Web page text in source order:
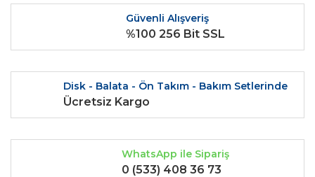
Ürün fiyatı diğer sitelerden daha pahalı.
Bu ürüne benzer farklı alternatifler olmalı.
Gönder
Güvenli Alışveriş
%100 256 Bit SSL
Disk - Balata - Ön Takım - Bakım Setlerinde
Ücretsiz Kargo
WhatsApp ile Sipariş
0 (533) 408 36 73